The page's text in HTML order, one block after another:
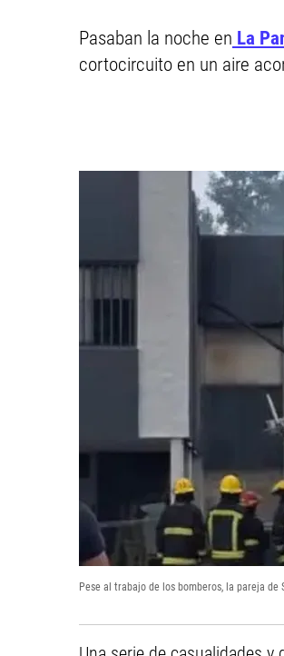
Pasaban la noche en La
cortocircuito en un aire
Pese al trabajo de los bomberos, la pareja